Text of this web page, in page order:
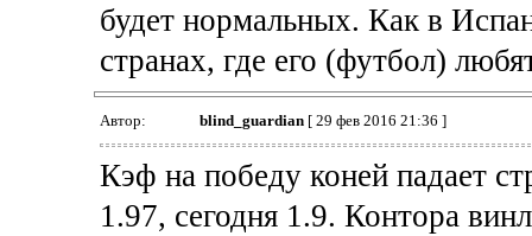
будет нормальных. Как в
странах, где его (футбол)
Автор: blind_guardian[ 29 фев 2016 21:36 ]
Кэф на победу коней падает
1.97, сегодня 1.9. Контора